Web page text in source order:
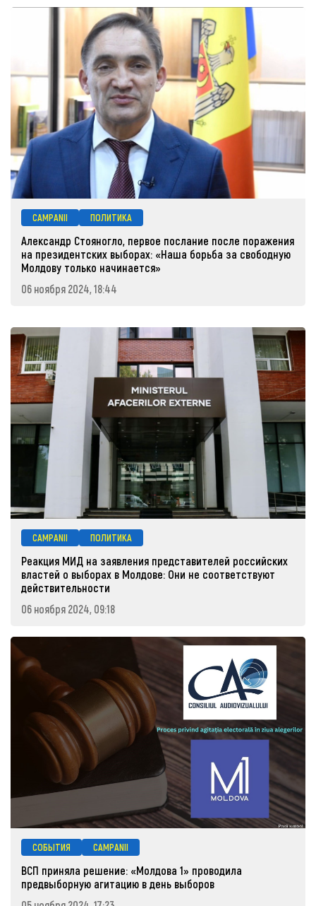
CAMPANII ПОЛИТИКА
Александр Стояногло, первое послание после поражения
на президентских выборах: «Наша борьба за свободную
Молдову только начинается»
06 ноября 2024, 18:44
CAMPANII ПОЛИТИКА
Реакция МИД на заявления представителей российских
властей о выборах в Молдове: Они не соответствуют
действительности
06 ноября 2024, 09:18
СОБЫТИЯ CAMPANII
ВСП приняла решение: «Молдова 1» проводила
предвыборную агитацию в день выборов